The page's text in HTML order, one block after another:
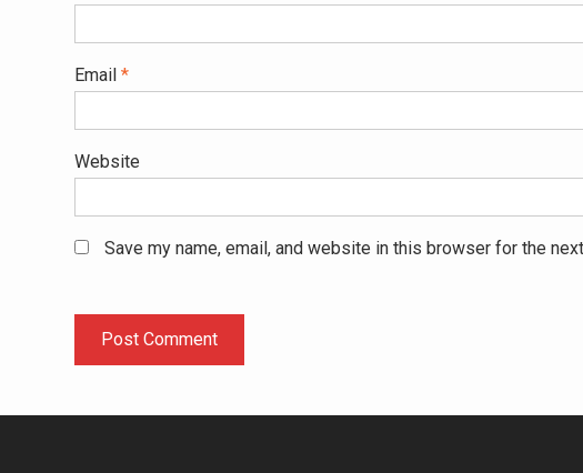
Email *
Website
Save my name, email, and website in this browser for the